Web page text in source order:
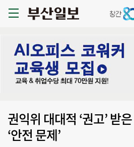
권익위 대대적 ‘권고’ 받
‘안전 문제’